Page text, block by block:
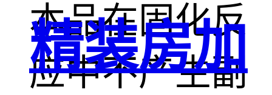
本品在固化反
应中不产生副
精装房加